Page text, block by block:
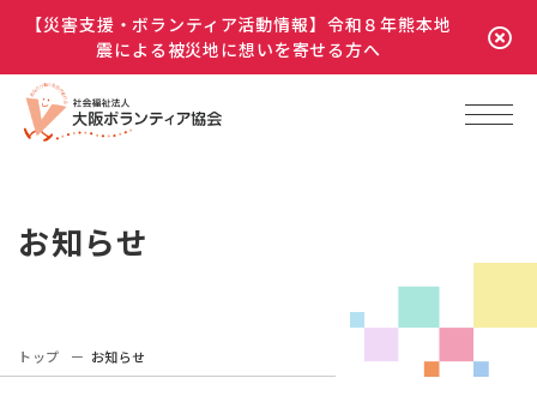
【災害支援・ボランティア活動情報】令和８年熊本地
震による被災地に想いを寄せる方へ
お知らせ
トップ お知らせ